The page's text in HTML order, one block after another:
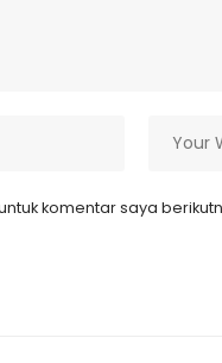
komentar saya